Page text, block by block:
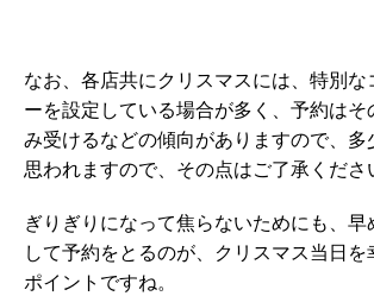
なお、各店共にクリスマスには、特別な
ーを設定している場合が多く、予約は
み受けるなどの傾向がありますので、多
思われますので、その点はご了承くださ
ぎりぎりになって焦らないためにも、
して予約をとるのが、クリスマス当日を
ポイントですね。